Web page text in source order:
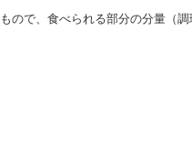
で、食べられる部分の分量（調